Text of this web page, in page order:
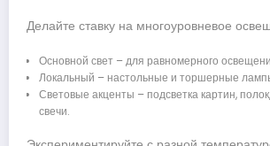
Делайте ставку на многоуровневое
Основной свет – для равномерного
Локальный – настольные и торшерные
Световые акценты – подсветка картин,
свечи.